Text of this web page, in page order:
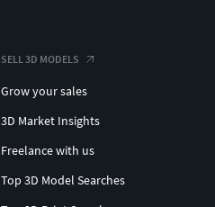
SELL 3D MODELS
Grow your sales
3D Market Insights
Freelance with us
Top 3D Model Searches